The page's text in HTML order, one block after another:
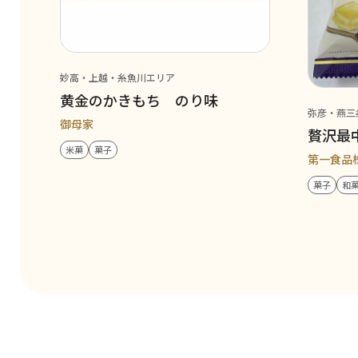
妙高・上越・糸魚川エリア
黄金のかきもち のり味
御母家
米菓 菓子
弥彦・燕
贅沢
第一食品
菓子 和